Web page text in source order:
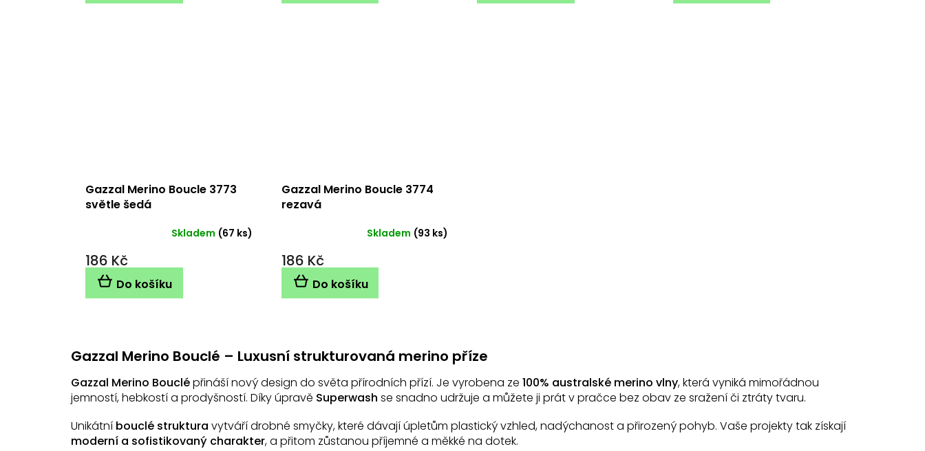
Gazzal Merino Boucle 3773
světle šedá
Skladem (67 ks)
186 Kč
Do košíku
Gazzal Merino Boucle 3774
rezavá
Skladem (93 ks)
186 Kč
Do košíku
v
l
d
a
í
p
Gazzal Merino Bouclé – Luxusní strukturovaná merino příze
Gazzal Merino Bouclépřináší nový design do světa přírodních přízí. Je vyrobena ze 100% australské merino vlny, která vyniká mimořádnou
jemností, hebkostí a prodyšností. Díky úpravě Superwash se snadno udržuje a můžete ji prát v pračce bez obav ze sražení či ztráty tvaru.
Unikátní bouclé struktura vytváří drobné smyčky, které dávají úpletům plastický vzhled, nadýchanost a přirozený pohyb. Vaše projekty tak získají
moderní a sofistikovaný charakter, a přitom zůstanou příjemné a měkké na dotek.